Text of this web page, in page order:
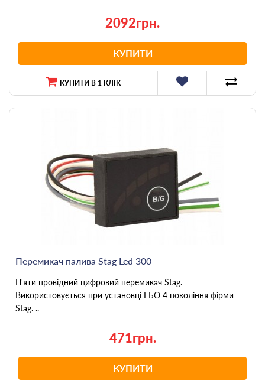
2092грн.
КУПИТИ
КУПИТИ В 1 КЛІК
Перемикач палива Stag Led 300
П'яти провідний цифровий перемикач Stag.
Використовується при установці ГБО 4 покоління фірми
Stag. ..
471грн.
КУПИТИ